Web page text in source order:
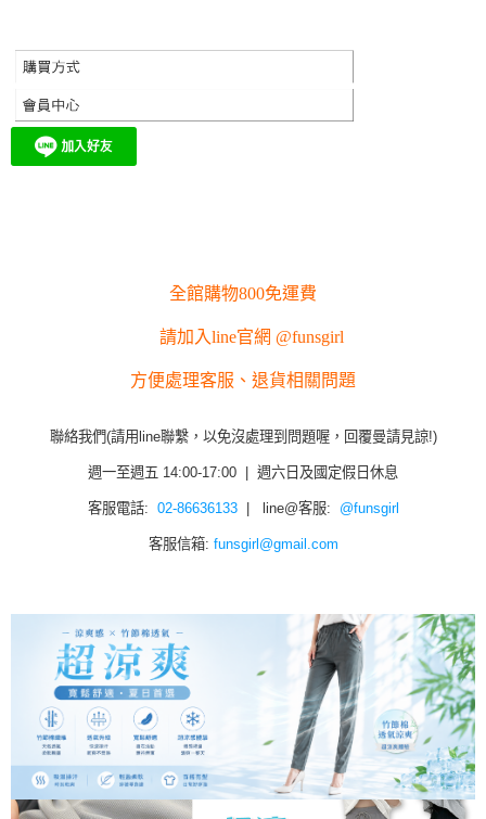
全館購物800免運費
請加入line官網 @funsgirl
方便處理客服、退貨相關問題
聯絡我們(請用line聯繫，以免沒處理到問題喔，回覆曼請見諒!)
週一至週五 14:00-17:00 | 週六日及國定假日休息
客服電話: 02-86636133| line@客服: @funsgirl
客服信箱: funsgirl@gmail.com